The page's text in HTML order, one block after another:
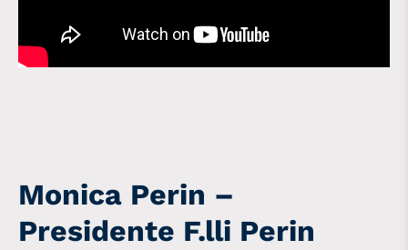
Monica Perin –
Presidente F.lli Perin